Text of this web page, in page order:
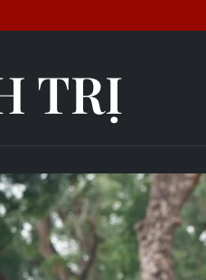
TRỊ